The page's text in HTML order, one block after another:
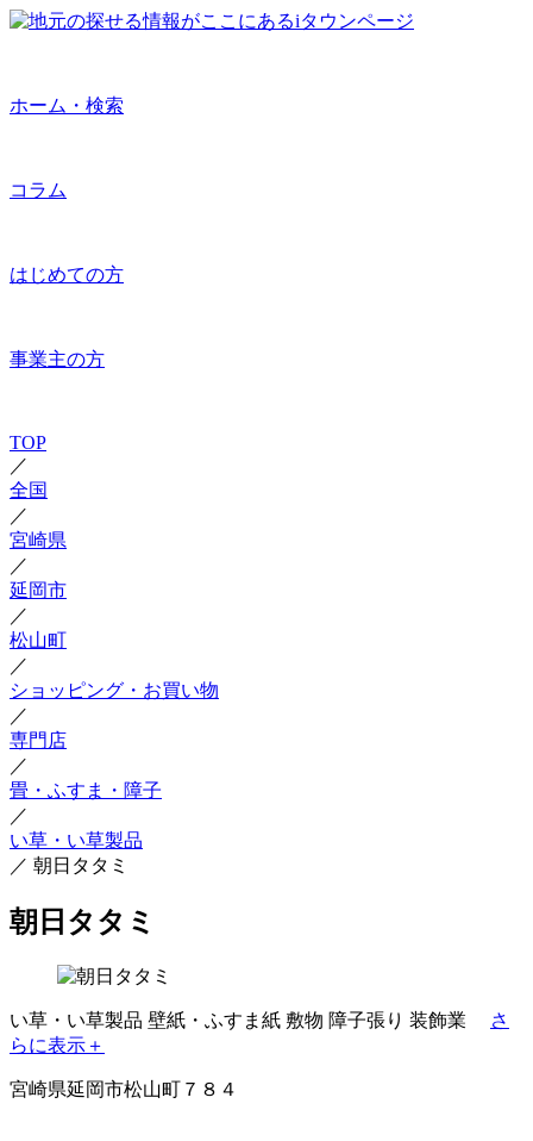
ホーム・検索
コラム
はじめての方
事業主の方
TOP
／
全国
／
宮崎県
／
延岡市
／
松山町
／
ショッピング・お買い物
／
専門店
／
畳・ふすま・障子
／
い草・い草製品
／ 朝日タタミ
朝日タタミ
い草・い草製品 壁紙・ふすま紙 敷物 障子張り 装飾業
さ
らに表示＋
宮崎県延岡市松山町７８４